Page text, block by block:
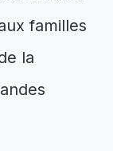
familles
la